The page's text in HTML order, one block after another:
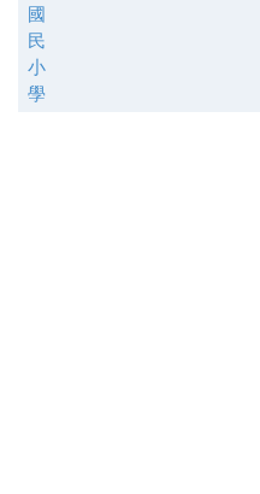
國
民
小
學